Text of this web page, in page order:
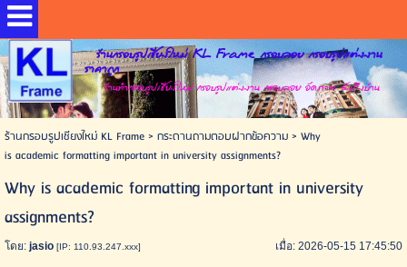
ร้านกรอบรูปเชียงใหม่ KL Frame กรอบลอย กรอบรูปแต่งงาน
ราคาถูก
ร้านทำกรอบรูปเชียงใหม่ กรอบรูปแต่งงาน กรอบลอย อัดภาพ ส่งถึงบ้าน
ร้านกรอบรูปเชียงใหม่ KL Frame> กระดานถามตอบฝากข้อความ> Why
is academic formatting important in university assignments?
Why is academic formatting important in university
assignments?
โดย:jasio [IP: 110.93.247.xxx] เมื่อ: 2026-05-15 17:45:50